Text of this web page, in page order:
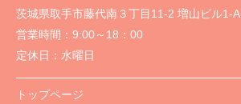
茨城県取手市藤代南３丁目11-2 増山ビル1-A
営業時間： 9:00～18：00
定休日： 水曜日
トップページ